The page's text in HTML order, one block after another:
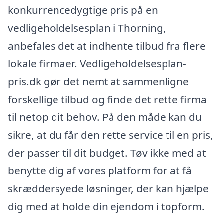
konkurrencedygtige pris på en
vedligeholdelsesplan i Thorning,
anbefales det at indhente tilbud fra flere
lokale firmaer. Vedligeholdelsesplan-
pris.dk gør det nemt at sammenligne
forskellige tilbud og finde det rette firma
til netop dit behov. På den måde kan du
sikre, at du får den rette service til en pris,
der passer til dit budget. Tøv ikke med at
benytte dig af vores platform for at få
skræddersyede løsninger, der kan hjælpe
dig med at holde din ejendom i topform.